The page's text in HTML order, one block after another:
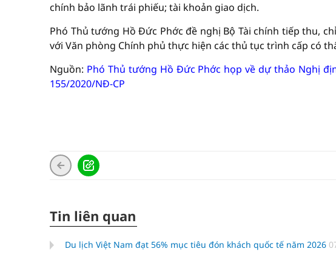
chính bảo lãnh trái phiếu; tài khoản giao dịch.
Phó Thủ tướng Hồ Đức Phớc đề nghị Bộ Tài chính tiếp thu,
với Văn phòng Chính phủ thực hiện các thủ tục trình cấp có
Nguồn: Phó Thủ tướng Hồ Đức Phớc họp về dự thảo Nghị
155/2020/NĐ-CP
Tin liên quan
Du lịch Việt Nam đạt 56% mục tiêu đón khách quốc tế năm 2026